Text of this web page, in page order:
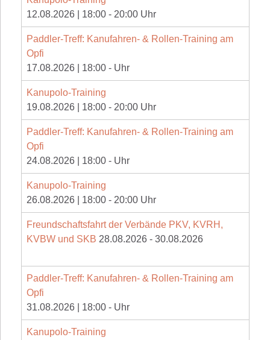
12.08.2026
18:00 - 20:00 Uhr
Paddler-Treff: Kanufahren- & Rollen-Training am
Opfi
17.08.2026
18:00 - Uhr
Kanupolo-Training
19.08.2026
18:00 - 20:00 Uhr
Paddler-Treff: Kanufahren- & Rollen-Training am
Opfi
24.08.2026
18:00 - Uhr
Kanupolo-Training
26.08.2026
18:00 - 20:00 Uhr
Freundschaftsfahrt der Verbände PKV, KVRH,
KVBW und SKB 28.08.2026 - 30.08.2026
Paddler-Treff: Kanufahren- & Rollen-Training am
Opfi
31.08.2026
18:00 - Uhr
Kanupolo-Training